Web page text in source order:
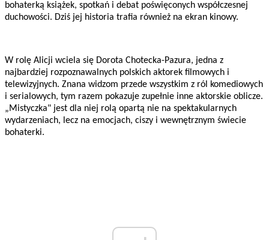
bohaterką książek, spotkań i debat poświęconych współczesnej
duchowości. Dziś jej historia trafia również na ekran kinowy.
W rolę Alicji wciela się Dorota Chotecka-Pazura, jedna z
najbardziej rozpoznawalnych polskich aktorek filmowych i
telewizyjnych. Znana widzom przede wszystkim z ról komediowych
i serialowych, tym razem pokazuje zupełnie inne aktorskie oblicze.
„Mistyczka" jest dla niej rolą opartą nie na spektakularnych
wydarzeniach, lecz na emocjach, ciszy i wewnętrznym świecie
bohaterki.